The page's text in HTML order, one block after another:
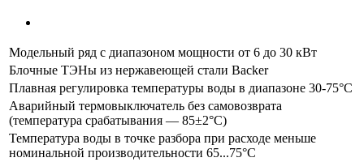
Модельный ряд с диапазоном мощности от 6 до 30 кВт
Блочные ТЭНы из нержавеющей стали Backer
Плавная регулировка температуры воды в диапазоне 30-75°С
Аварийный термовыключатель без самовозврата
(температура срабатывания — 85±2°С)
Температура воды в точке разбора при расходе меньше
номинальной производительности 65...75°С